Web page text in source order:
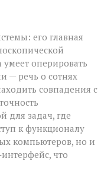
его главная
умеет оперировать
— речь о сотнях
совпадения с
для задач, где
к функционалу
компьютеров, но и
что